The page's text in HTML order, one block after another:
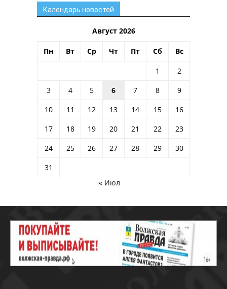
Календарь новостей
Август 2026
Пн Вт Ср Чт Пт Сб Вс
1
2
3
4 5 6 7 8
9
10
11 12 13 14 15
16
17
18 19 20 21 22
23
24
25 26 27 28 29
30
31
« Июл